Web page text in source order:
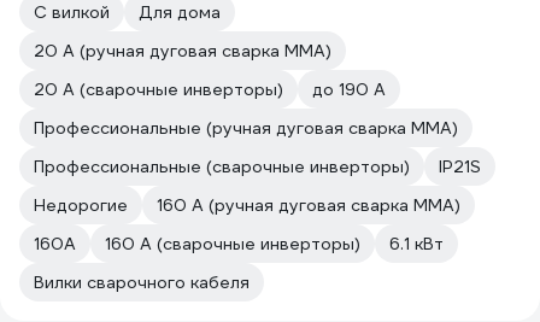
С вилкой
Для дома
20 А (ручная дуговая сварка MMA)
20 А (сварочные инверторы)
до 190 А
Профессиональные (ручная дуговая сварка MMA)
Профессиональные (сварочные инверторы)
IP21S
Недорогие
160 А (ручная дуговая сварка MMA)
160А
160 А (сварочные инверторы)
6.1 кВт
Вилки сварочного кабеля